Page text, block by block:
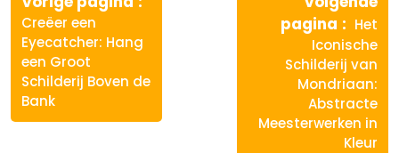
Creëer een
Eyecatcher: Hang
een Groot
Schilderij Boven de
Bank
pagina
Het
Iconische
Schilderij van
Mondriaan:
Abstracte
Meesterwerken in
Kleur